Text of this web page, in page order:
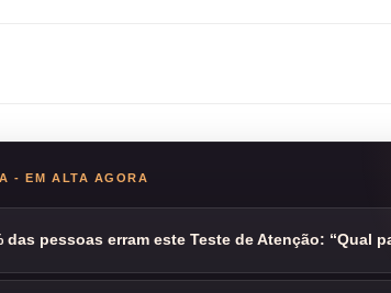
- EM ALTA AGORA
das pessoas erram este Teste de Atenção: “Qual